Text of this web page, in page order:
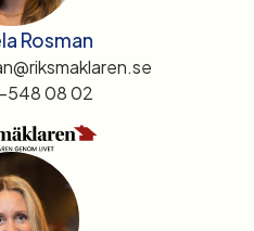
Rosman
08 02